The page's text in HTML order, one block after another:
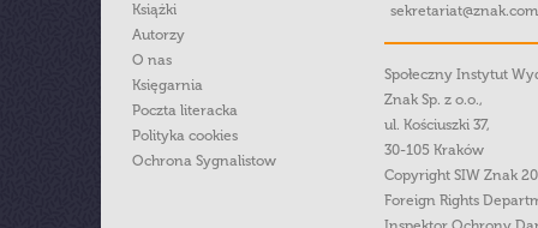
Książki
Autorzy
O nas
Księgarnia
Poczta literacka
Polityka cookies
Ochrona Sygnalistow
Społeczny Instytut
Znak Sp. z o.o.,
ul. Kościuszki 37,
30-105 Kraków
Copyright SIW Znak
Foreign Rights